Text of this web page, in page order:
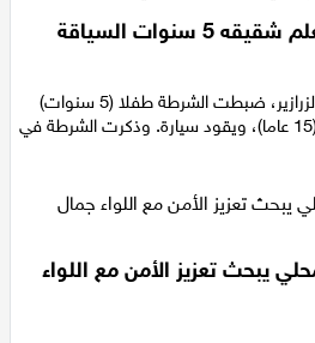
خلال نشاط الشرطة في قرية الزرازير، ضبطت الشرطة طفلا (5 سنوات)
يبحث تعزيز الأمن مع اللواء